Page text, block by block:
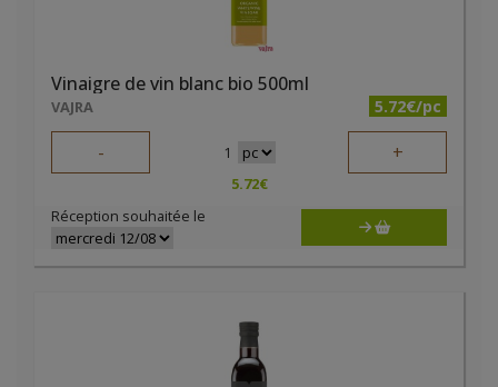
Vinaigre de vin blanc bio 500ml
VAJRA 5.72€/pc
- 1 +
5.72€
Réception souhaitée le